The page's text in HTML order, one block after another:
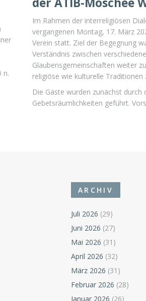
n.
Im Rahmen der interreligiösen
vergangenen Montag, 17. März
Verein statt. Ziel der Begegnung
Verständnis zwischen
Glaubensgemeinschaften weiter
religiöse wie kulturelle Traditionen
Die Gäste wurden zunächst durch
Gebetsräumlichkeiten geführt.
ARCHIV
Juli 2026 (29)
Juni 2026 (27)
Mai 2026 (31)
April 2026 (32)
März 2026 (31)
Februar 2026 (28)
Januar 2026 (26)